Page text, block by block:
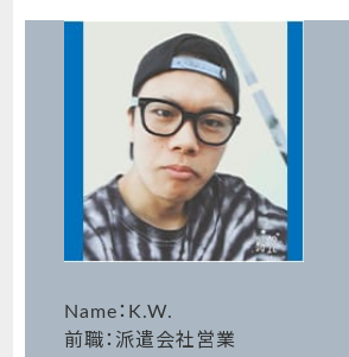
Name：K.W.
前職：派遣会社営業